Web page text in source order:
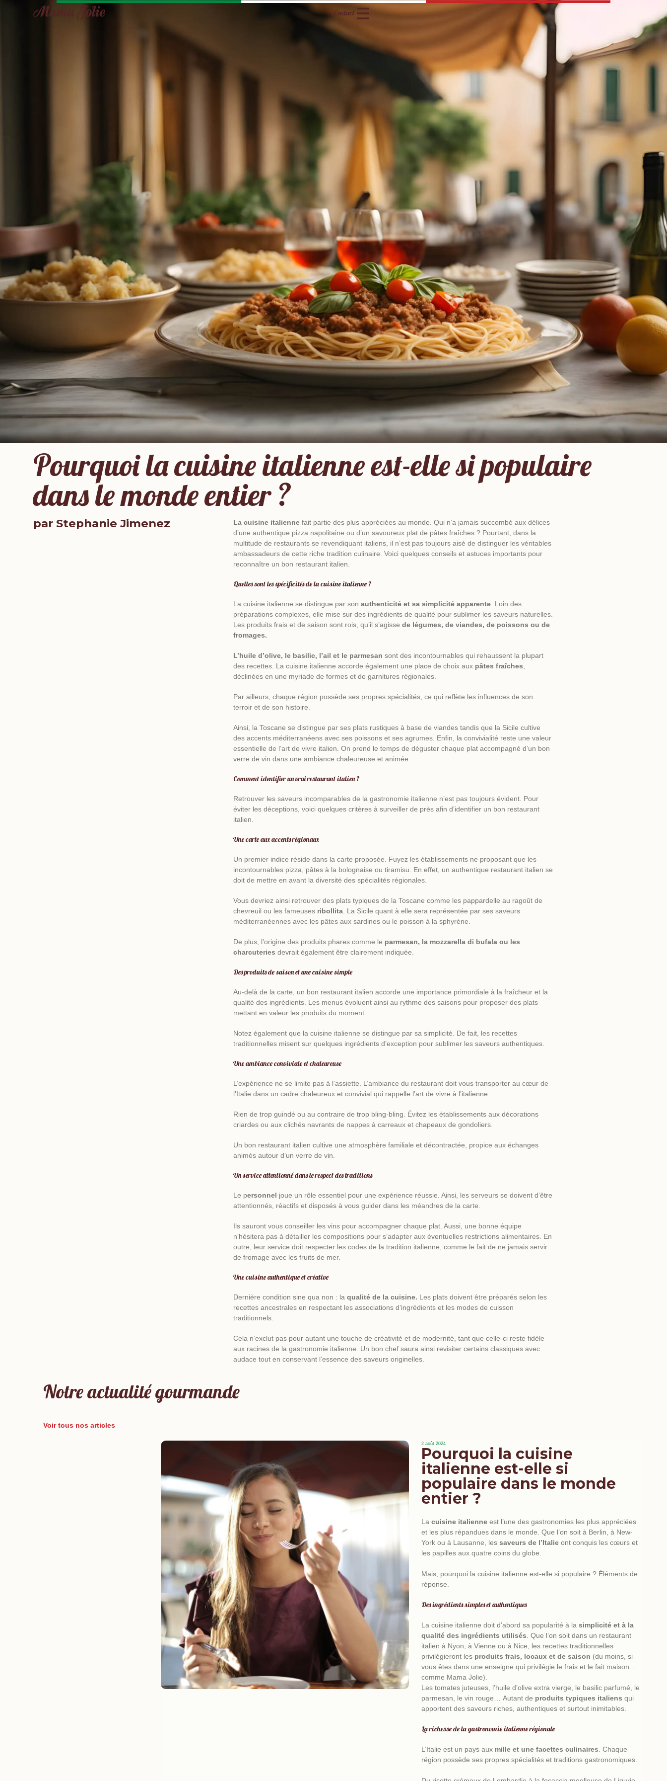
Contact
Pourquoi la cuisine italienne est-elle si populaire
dans le monde entier ?
par Stephanie Jimenez La cuisine italienne fait partie des plus appréciées au monde. Qui n’a jamais succombé aux délices
d’une authentique pizza napolitaine ou d’un savoureux plat de pâtes fraîches ? Pourtant, dans la
multitude de restaurants se revendiquant italiens, il n’est pas toujours aisé de distinguer les véritables
ambassadeurs de cette riche tradition culinaire. Voici quelques conseils et astuces importants pour
reconnaître un bon restaurant italien.
Quelles sont les spécificités de la cuisine italienne ?
La cuisine italienne se distingue par sonauthenticité et sa simplicité apparente . Loin des
préparations complexes, elle mise sur des ingrédients de qualité pour sublimer les saveurs naturelles.
Les produits frais et de saison sont rois, qu’il s’agissede légumes, de viandes, de poissons ou de
fromages.
L’huile d’olive, le basilic, l’ail et le parmesan sont des incontournables qui rehaussent la plupart
des recettes. La cuisine italienne accorde également une place de choix aux pâtes fraîches
déclinées en une myriade de formes et de garnitures régionales.
Par ailleurs, chaque région possède ses propres spécialités, ce qui reflète les influences de son
terroir et de son histoire.
Ainsi, la Toscane se distingue par ses plats rustiques à base de viandes tandis que la Sicile cultive
des accents méditerranéens avec ses poissons et ses agrumes. Enfin, la convivialité reste une valeur
essentielle de l’art de vivre italien. On prend le temps de déguster chaque plat accompagné d’un bon
verre de vin dans une ambiance chaleureuse et animée.
Comment identifier un vrai restaurant italien ?
Retrouver les saveurs incomparables de la gastronomie italienne n’est pas toujours évident. Pour
éviter les déceptions, voici quelques critères à surveiller de près afin d’identifier un bon restaurant
italien
Une carte aux accents régionaux
Un premier indice réside dans la carte proposée. Fuyez les établissements ne proposant que les
incontournables pizza, pâtes à la bolognaise ou tiramisu. En effet, un authentique restaurant italien se
doit de mettre en avant la diversité des spécialités régionales.
Vous devriez ainsi retrouver des plats typiques de la Toscane comme les pappardelle au ragoût de
chevreuil ou les fameuses ribollita . La Sicile quant à elle sera représentée par ses saveurs
méditerranéennes avec les pâtes aux sardines ou le poisson à la sphyrène.
De plus, l’origine des produits phares comme le parmesan, la mozzarella di bufala ou les
charcuteries devrait également être clairement indiquée.
Des produits de saison et une cuisine simple
Au-delà de la carte, un bon restaurant italien accorde une importance primordiale à la fraîcheur et la
qualité des ingrédients. Les menus évoluent ainsi au rythme des saisons pour proposer des plats
mettant en valeur les produits du moment.
Notez également que la cuisine italienne se distingue par sa simplicité. De fait, les recettes
traditionnelles misent sur quelques ingrédients d’exception pour sublimer les saveurs authentiques.
Une ambiance conviviale et chaleureuse
L’expérience ne se limite pas à l’assiette. L’ambiance du restaurant doit vous transporter au cœur de
l’Italie dans un cadre chaleureux et convivial qui rappelle l’art de vivre à l’italienne.
Rien de trop guindé ou au contraire de trop bling-bling. Évitez les établissements aux décorations
criardes ou aux clichés navrants de nappes à carreaux et chapeaux de gondoliers.
Un bon restaurant italien cultive une atmosphère familiale et décontractée, propice aux échanges
animés autour d’un verre de vin.
Un service attentionné dans le respect des traditions
Le personnel joue un rôle essentiel pour une expérience réussie. Ainsi, les serveurs se doivent d’être
attentionnés, réactifs et disposés à vous guider dans les méandres de la carte.
Ils sauront vous conseiller les vins pour accompagner chaque plat. Aussi, une bonne équipe
n’hésitera pas à détailler les compositions pour s’adapter aux éventuelles restrictions alimentaires. En
outre, leur service doit respecter les codes de la tradition italienne, comme le fait de ne jamais servir
de fromage avec les fruits de mer.
Une cuisine authentique et créative
Dernière condition sine qua non : laqualité de la cuisine. Les plats doivent être préparés selon les
recettes ancestrales en respectant les associations d’ingrédients et les modes de cuisson
traditionnels.
Cela n’exclut pas pour autant une touche de créativité et de modernité, tant que celle-ci reste fidèle
aux racines de la gastronomie italienne. Un bon chef saura ainsi revisiter certains classiques avec
audace tout en conservant l’essence des saveurs originelles.
Notre actualité gourmande
Voir tous nos articles
2 août 2024
Pourquoi la cuisine
italienne est-elle si
populaire dans le monde
entier ?
La cuisine italienneest l’une des gastronomies les plus appréciées
et les plus répandues dans le monde. Que l’on soit à Berlin, à New-
York ou à Lausanne, les saveurs de l’Italie ont conquis les cœurs et
les papilles aux quatre coins du globe.
Mais, pourquoi la cuisine italienne est-elle si populaire ? Éléments de
réponse.
Des ingrédients simples et authentiques
La cuisine italienne doit d’abord sa popularité à la simplicité et à la
qualité des ingrédients utilisés . Que l’on soit dans un restaurant
italien à Nyon , à Vienne ou à Nice, les recettes traditionnelles
privilégieront les produits frais, locaux et de saison (du moins, si
vous êtes dans une enseigne qui privilégie le frais et le fait maison
comme Mama Jolie).
Les tomates juteuses, l’huile d’olive extra vierge, le basilic parfumé, le
parmesan, le vin rouge… Autant de produits typiques italiens qui
apportent des saveurs riches, authentiques et surtout inimitables.
La richesse de la gastronomie italienne régionale
L’Italie est un pays aux mille et une facettes culinaires . Chaque
région possède ses propres spécialités et traditions gastronomiques.
événementsd’entreprise
Les meilleures recettes de pâtes italiennes à
cuisiner à la maison
professionnels de la restauration
chef à domicile
cuisine italienne
traiteur mariage
événement
événement
professionnel
traiteurs
cuisine italienne